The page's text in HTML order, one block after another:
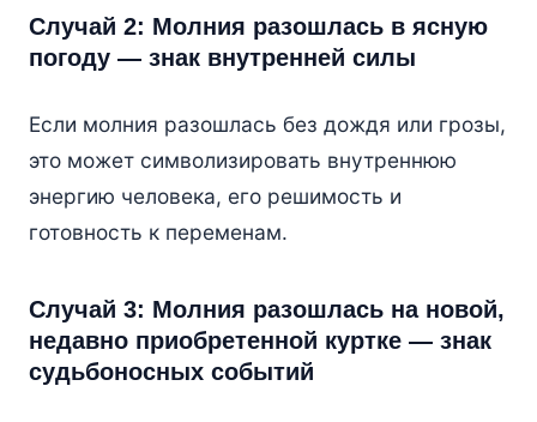
Случай 2: Молния разошлась в ясную
погоду — знак внутренней силы
Если молния разошлась без дождя или грозы,
это может символизировать внутреннюю
энергию человека, его решимость и
готовность к переменам.
Случай 3: Молния разошлась на новой,
недавно приобретенной куртке — знак
судьбоносных событий